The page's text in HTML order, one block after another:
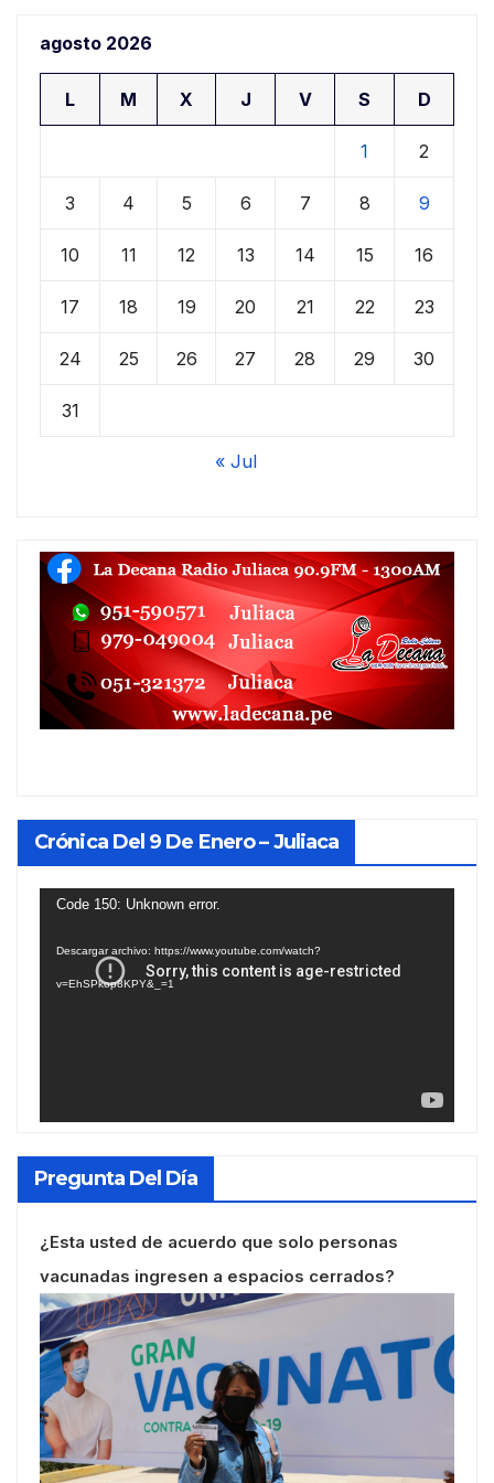
agosto 2026
L M X J V S D
1 2
3 4 5 6 7 8 9
10 11 12 13 14 15 16
17 18 19 20 21 22 23
24 25 26 27 28 29 30
31
« Jul
Crónica Del 9 De Enero – Juliaca
Reproductor
Code 150: Unknown error.
Descargar archivo: https://www.youtube.com/watch?
v=EhSPkop8KPY&_=1
Pregunta Del Día
¿Esta usted de acuerdo que solo personas
vacunadas ingresen a espacios cerrados?